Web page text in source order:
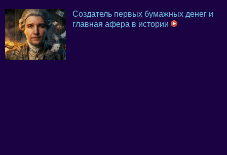
Создатель первых бумажных денег и
главная афера в истории